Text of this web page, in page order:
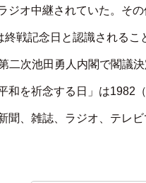
ジオ中継されていた。そ
戦記念日と認識される
二次池田勇人内閣で閣議
和を祈念する日」は1982
聞、雑誌、ラジオ、テレ